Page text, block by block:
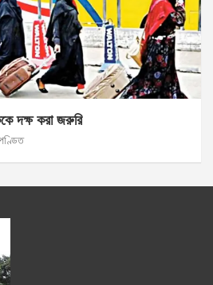
দক্ষ করা জরুরি